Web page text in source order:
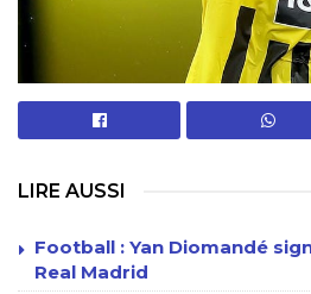
LIRE AUSSI
Football : Yan Diomandé
Real Madrid